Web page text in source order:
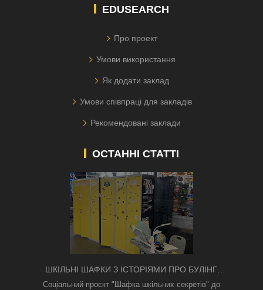
EDUSEARCH
Про проект
Умови використання
Як додати заклад
Умови співпраці для закладів
Рекомендовані заклади
ОСТАННІ СТАТТІ
ШКІЛЬНІ ШАФКИ З ІСТОРІЯМИ ПРО БУЛІНГ
З'ЯВИЛИСЯ В КИЄВІ
Соціальний проєкт "Шафка шкільних секретів" до